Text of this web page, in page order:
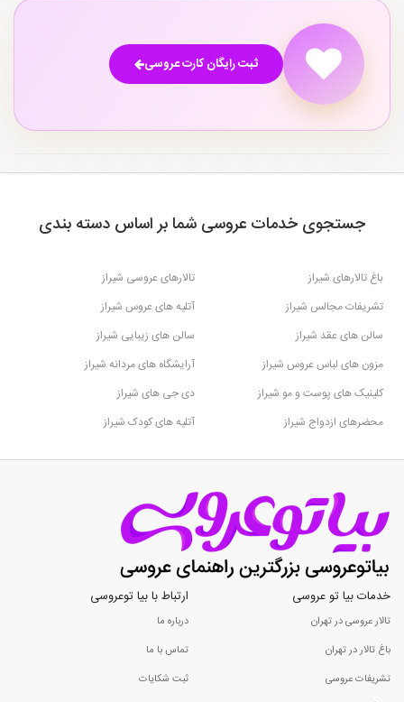
ثبت رایگان کارت عروسی
جستجوی خدمات عروسی شما بر اساس دسته بندی
باغ تالارهای شیراز
تالارهای عروسی شیراز
تشریفات مجالس شیراز
آتلیه های عروس شیراز
سالن های عقد شیراز
سالن های زیبایی شیراز
مزون های لباس عروس شیراز
آرایشگاه های مردانه شیراز
کلینیک های پوست و مو شیراز
دی جی های شیراز
محضرهای ازدواج شیراز
آتلیه های کودک شیراز
خدمات بیا تو عروسی
تالار عروسی در تهران
باغ تالار در تهران
تشریفات عروسی
ارتباط با بیا توعروسی
درباره ما
تماس با ما
ثبت شکایات